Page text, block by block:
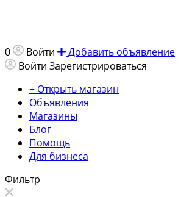
0 Войти
Добавить объявление
Войти Зарегистрироваться
+ Открыть магазин
Объявления
Магазины
Блог
Помощь
Для бизнеса
Фильтр